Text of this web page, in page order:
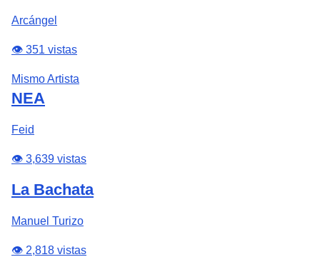
Arcángel
👁️ 351 vistas
Mismo Artista
NEA
Feid
👁️ 3,639 vistas
La Bachata
Manuel Turizo
👁️ 2,818 vistas